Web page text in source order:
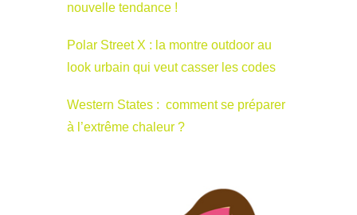
nouvelle tendance !
Polar Street X : la montre outdoor au
look urbain qui veut casser les codes
Western States : comment se préparer
à l’extrême chaleur ?